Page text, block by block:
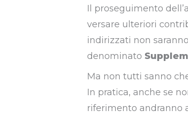
Il proseguimento
versare ulteriori
indirizzati non
denominato
Ma non tutti sanno
In pratica, anche se
riferimento andranno